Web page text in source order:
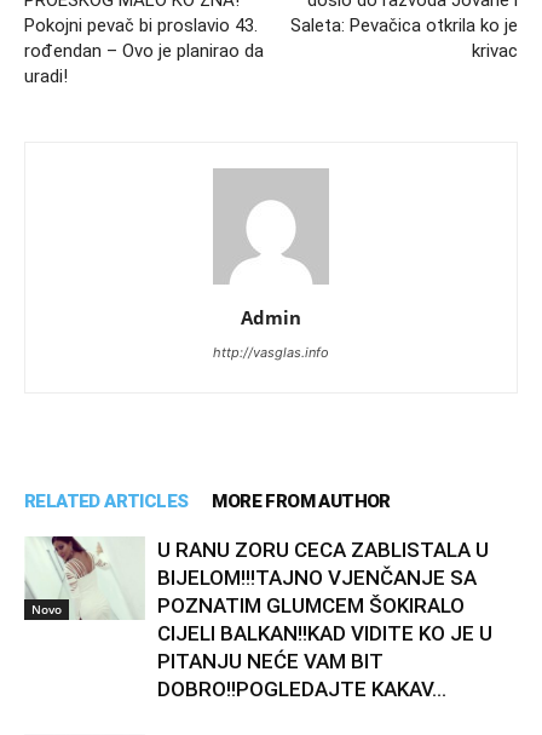
Pokojni pevač bi proslavio 43.
rođendan – Ovo je planirao da
uradi!
Saleta: Pevačica otkrila ko je
krivac
Admin
http://vasglas.info
RELATED ARTICLES MORE FROM AUTHOR
Novo
U RANU ZORU CECA ZABLISTALA U
BIJELOM!!!TAJNO VJENČANJE SA
POZNATIM GLUMCEM ŠOKIRALO
CIJELI BALKAN!!KAD VIDITE KO JE U
PITANJU NEĆE VAM BIT
DOBRO!!POGLEDAJTE KAKAV...